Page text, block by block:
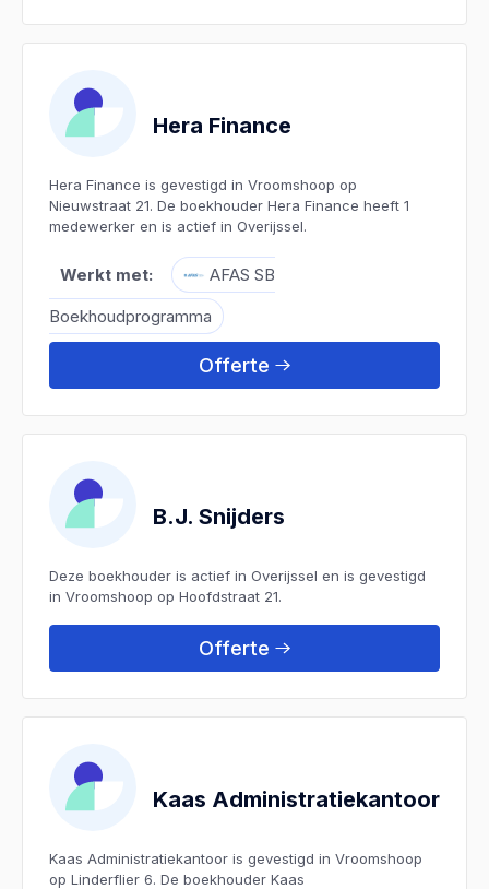
Hera Finance
Hera Finance is gevestigd in Vroomshoop op
Nieuwstraat 21. De boekhouder Hera Finance heeft 1
medewerker en is actief in Overijssel.
Werkt met:
AFAS SB
Boekhoudprogramma
Offerte
B.J. Snijders
Deze boekhouder is actief in Overijssel en is gevestigd
in Vroomshoop op Hoofdstraat 21.
Offerte
Kaas Administratiekantoor
Kaas Administratiekantoor is gevestigd in Vroomshoop
op Linderflier 6. De boekhouder Kaas